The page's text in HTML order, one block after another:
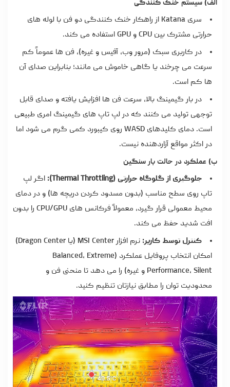
الف) سیستم خنک کنندگی
سری Katana از راهکار خنک کنندگی دو فن با لوله های
حرارتی مشترک بین CPU و GPU استفاده می کند.
در کاربری سبک (مرور وب، آفیس و غیره)، فن ها عموماً کم
سرعت می چرخند یا گاهی خاموش می مانند؛ بنابراین صدای آن
ها کم است.
در بار گیمینگ بالا، سرعت فن ها افزایش یافته و صدای قابل
توجهی تولید می کنند که در لپ تاپ های گیمینگ امری طبیعی
است. دمای کلیدهای WASD روی کیبورد کمی گرم می شود اما
در اکثر مواقع آزاردهنده نیست.
ب) عملکرد در حالت بار سنگین
جلوگیری از گلوگاه حرارتی (Thermal Throttling):
اگر لپ
تاپ روی سطح مناسب (بدون مسدود کردن دریچه ها) و در دمای
محیط معمولی قرار گیرد، معمولاً فرکانس های CPU/GPU را بدون
افت شدید حفظ می کند.
کنترل توسط کاربر:
نرم افزار MSI Center (یا Dragon Center)
امکان انتخاب پروفایل عملکرد (Balanced، Extreme
Performance، Silent و غیره) را می دهد تا منحنی فن و
محدودیت توان را مطابق نیازتان تنظیم کنید.